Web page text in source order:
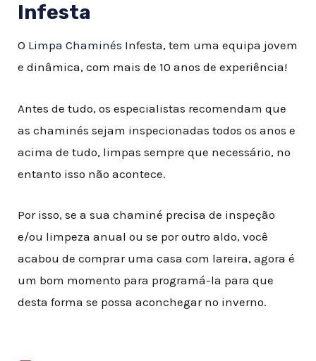
Infesta
O Limpa Chaminés Infesta, tem uma equipa jovem
e dinâmica, com mais de 10 anos de experiência!
Antes de tudo, os especialistas recomendam que
as chaminés sejam inspecionadas todos os anos e
acima de tudo, limpas sempre que necessário, no
entanto isso não acontece.
Por isso, se a sua chaminé precisa de inspeção
e/ou limpeza anual ou se por outro aldo, você
acabou de comprar uma casa com lareira, agora é
um bom momento para programá-la para que
desta forma se possa aconchegar no inverno.